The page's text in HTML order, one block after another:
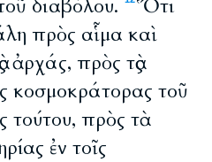
διαβόλου.
Ὅτι
πρὸς αἷμα καὶ
ἀρχάς, πρὸς τὰς
κοσμοκράτορας τοῦ
πρὸς τὰ
ἐν τοῖς